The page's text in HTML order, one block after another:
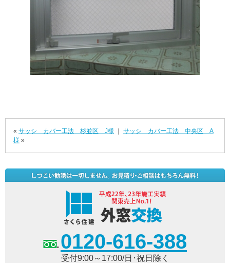
« サッシ カバー工法 杉並区 J様
サッシ カバー工法 中央区 A
様 »
0120-616-388
受付9:00～17:00/日･祝日除く